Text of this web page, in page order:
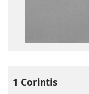
1 Corintis